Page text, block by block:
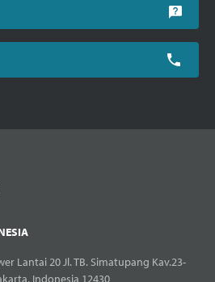
Lantai 20 Jl. TB. Simatupang Kav.23-
Indonesia 12430